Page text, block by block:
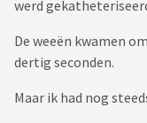
werd
De weeën kwamen
dertig seconden.
Maar ik had nog